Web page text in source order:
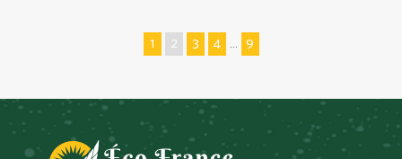
1 2 3 4 … 9